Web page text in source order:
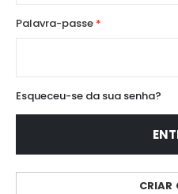
Palavra-passe
Esqueceu-se da sua senha?
CRIAR